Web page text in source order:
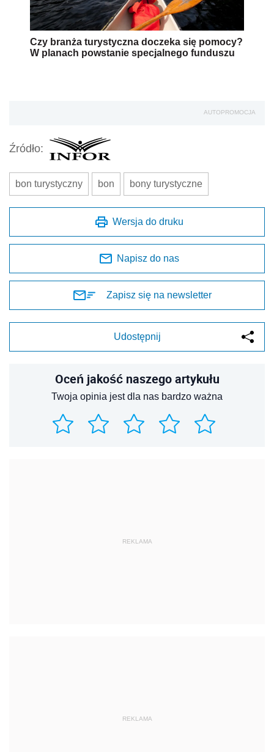
Czy branża turystyczna doczeka się pomocy?
W planach powstanie specjalnego funduszu
AUTOPROMOCJA
Źródło:
bon turystyczny bon bony turystyczne
Wersja do druku
Napisz do nas
Zapisz się na newsletter
Udostępnij
Oceń jakość naszego artykułu
Twoja opinia jest dla nas bardzo ważna
REKLAMA
REKLAMA